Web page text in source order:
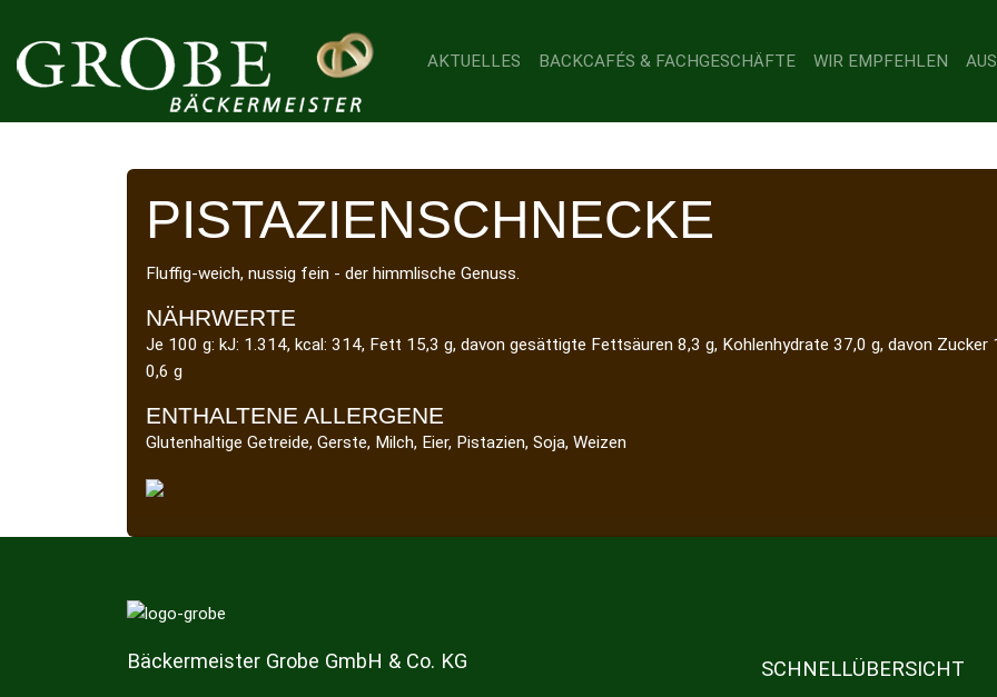
AKTUELLES BACKCAFÉS & FACHGESCHÄFTE WIR EMPFEHLEN
Home
Produkte Produkt
PISTAZIENSCHNECKE
Fluffig-weich, nussig fein - der himmlische Genuss.
NÄHRWERTE
Je 100 g: kJ: 1.314, kcal: 314, Fett 15,3 g, davon gesättigte Fettsäuren 8,3 g, Kohlenhydrate 37,0 g, davon
0,6 g
ENTHALTENE ALLERGENE
Glutenhaltige Getreide, Gerste, Milch, Eier, Pistazien, Soja, Weizen
Bäckermeister Grobe GmbH & Co. KG SCHNELLÜBERSICHT